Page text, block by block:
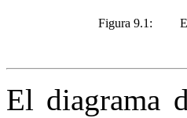
Figura 9.1:
El diagrama